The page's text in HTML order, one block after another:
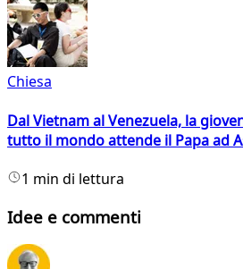
Chiesa
Dal Vietnam al Venezuela, la
tutto il mondo attende il Papa ad
1 min di lettura
Idee e commenti